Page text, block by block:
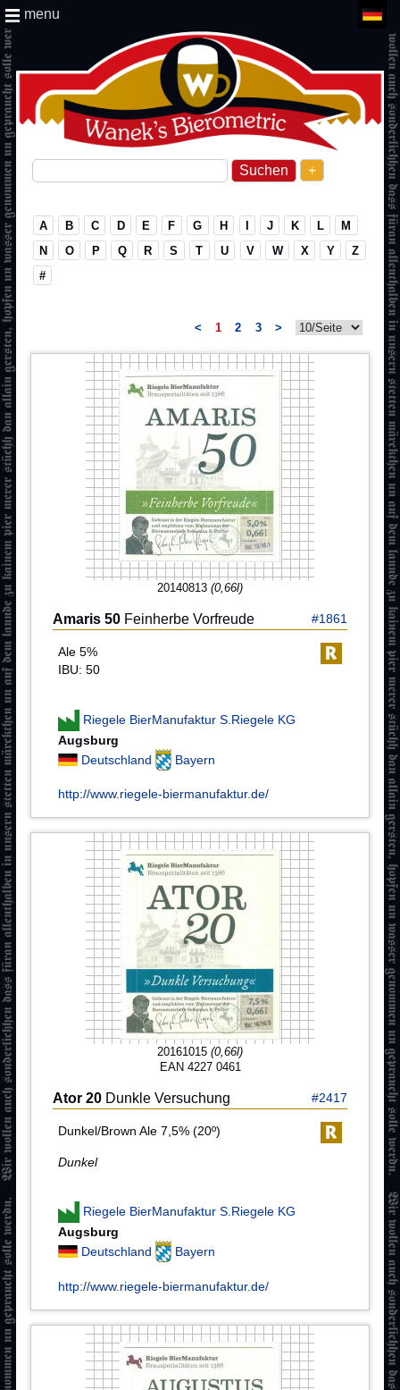
+
menu
A B C D E F G H I J K L
M
N
O P Q R S T U V W X Y
Z
#
< 1 2 3 >
20140813 (0,66l)
Amaris 50 Feinherbe Vorfreude #1861
Ale 5%
IBU: 50
Riegele BierManufaktur S.Riegele KG
Augsburg
Deutschland
Bayern
http://www.riegele-biermanufaktur.de/
20161015 (0,66l)
EAN 4227 0461
Ator 20 Dunkle Versuchung #2417
Dunkel/Brown Ale 7,5% (20º)
Dunkel
Riegele BierManufaktur S.Riegele KG
Augsburg
Deutschland
Bayern
http://www.riegele-biermanufaktur.de/